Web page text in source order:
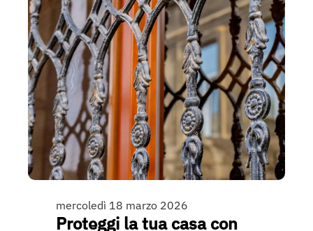
mercoledì 18 marzo 2026
Proteggi la tua casa con